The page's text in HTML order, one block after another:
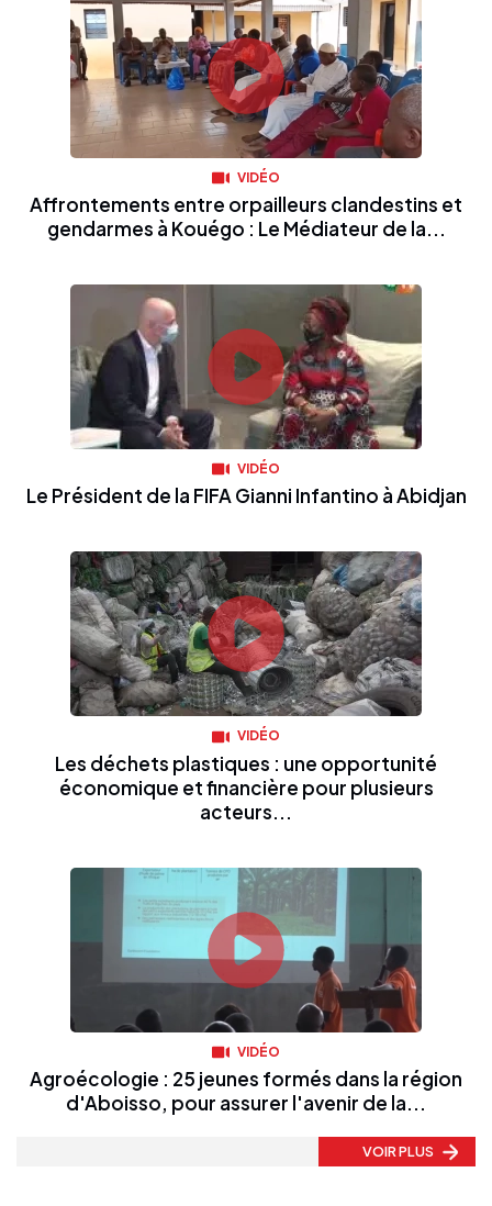
VIDÉO
Affrontements entre orpailleurs clandestins et
gendarmes à Kouégo : Le Médiateur de la...
VIDÉO
Le Président de la FIFA Gianni Infantino à Abidjan
VIDÉO
Les déchets plastiques : une opportunité
économique et financière pour plusieurs
acteurs...
VIDÉO
Agroécologie : 25 jeunes formés dans la région
d'Aboisso, pour assurer l'avenir de la...
VOIR PLUS